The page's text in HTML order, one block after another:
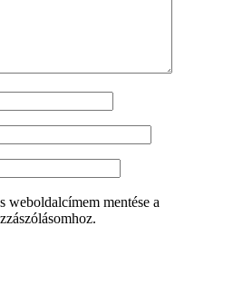
weboldalcímem mentése a